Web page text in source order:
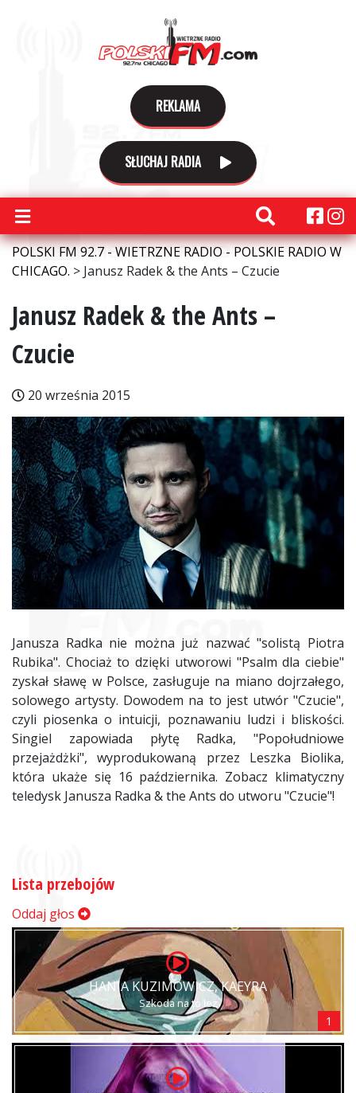
REKLAMA
SŁUCHAJ RADIA
POLSKI FM 92.7 - WIETRZNE RADIO - POLSKIE RADIO W
CHICAGO. > Janusz Radek & the Ants – Czucie
Janusz Radek & the Ants –
Czucie
20 września 2015
Janusza Radka nie można już nazwać "solistą Piotra
Rubika". Chociaż to dzięki utworowi "Psalm dla ciebie"
zyskał sławę w Polsce, zasługuje na miano dojrzałego,
solowego artysty. Dowodem na to jest utwór "Czucie",
czyli piosenka o intuicji, poznawaniu ludzi i bliskości.
Singiel zapowiada płytę Radka, "Popołudniowe
przejażdżki", wyprodukowaną przez Leszka Biolika,
która ukaże się 16 października. Zobacz klimatyczny
teledysk Janusza Radka & the Ants do utworu "Czucie"!
Lista przebojów
Oddaj głos
HANIA KUZIMOWICZ, KAEYRA
Szkoda na to łez
1